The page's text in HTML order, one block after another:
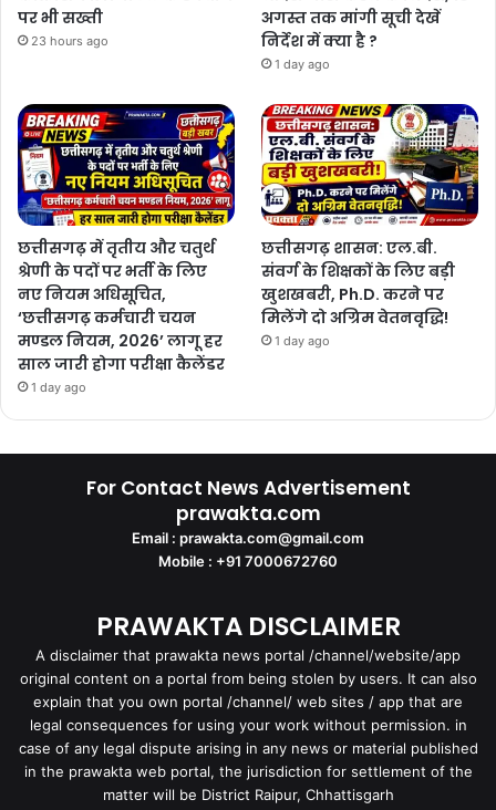
पर भी सख्ती
23 hours ago
अगस्त तक मांगी सूची देखें
निर्देश में क्या है ?
1 day ago
छत्तीसगढ़ में तृतीय और चतुर्थ
श्रेणी के पदों पर भर्ती के लिए
नए नियम अधिसूचित,
‘छत्तीसगढ़ कर्मचारी चयन
मण्डल नियम, 2026’ लागू हर
साल जारी होगा परीक्षा कैलेंडर
1 day ago
छत्तीसगढ़ शासन: एल.बी.
संवर्ग के शिक्षकों के लिए बड़ी
खुशखबरी, Ph.D. करने पर
मिलेंगे दो अग्रिम वेतनवृद्धि!
1 day ago
For Contact News Advertisement
prawakta.com
Email : prawakta.com@gmail.com
Mobile : +91 7000672760
PRAWAKTA DISCLAIMER
A disclaimer that prawakta news portal /channel/website/app
original content on a portal from being stolen by users. It can also
explain that you own portal /channel/ web sites / app that are
legal consequences for using your work without permission. in
case of any legal dispute arising in any news or material published
in the prawakta web portal, the jurisdiction for settlement of the
matter will be District Raipur, Chhattisgarh